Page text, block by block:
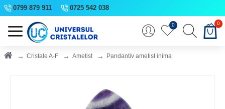
0799 879 911 0725 542 038
0 0
Cristale A-F Ametist Pandantiv ametist inima